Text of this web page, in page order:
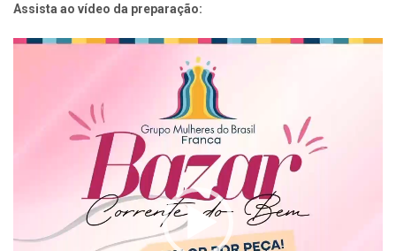
Assista ao vídeo da preparação:
Tocador